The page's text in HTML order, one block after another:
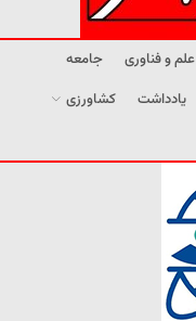
علم و فناوری
جامعه
یادداشت
کشاورزی